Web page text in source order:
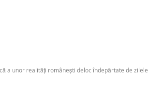
a unor realități românești deloc îndepărtate de zilele